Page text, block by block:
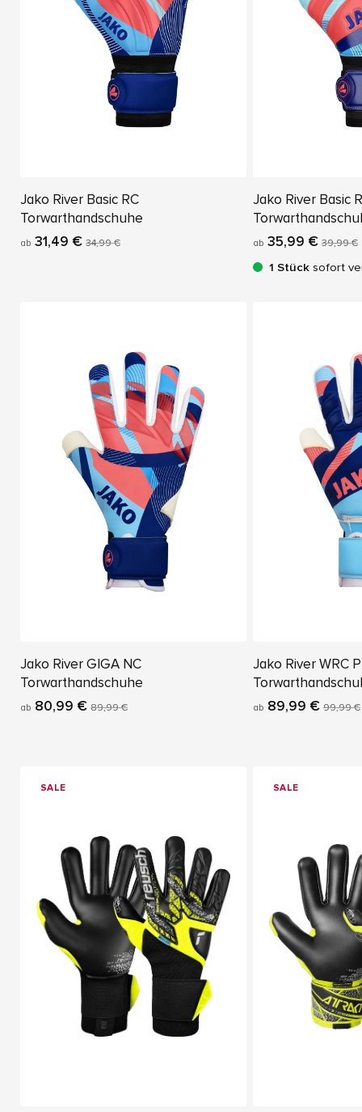
Jako River Basic RC
Torwarthandschuhe
ab 31,49 € 34,99 €
Jako River Basic
ab 35,99 € 39,99 €
1 Stück sofort
Jako River GIGA NC
Torwarthandschuhe
ab 80,99 € 89,99 €
Jako River WRC
ab 89,99 € 99,99 €
SALE SALE